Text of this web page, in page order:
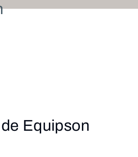
Equipson